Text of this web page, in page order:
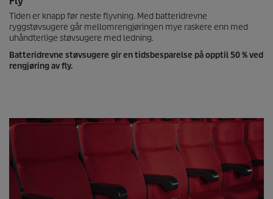
Tiden er knapp før neste flyvning. Med batteridrevne
ryggstøvsugere går mellomrengjøringen mye raskere enn med
uhåndterlige støvsugere med ledning.
Batteridrevne støvsugere gir en tidsbesparelse på opptil 50 % ved
rengjøring av fly.